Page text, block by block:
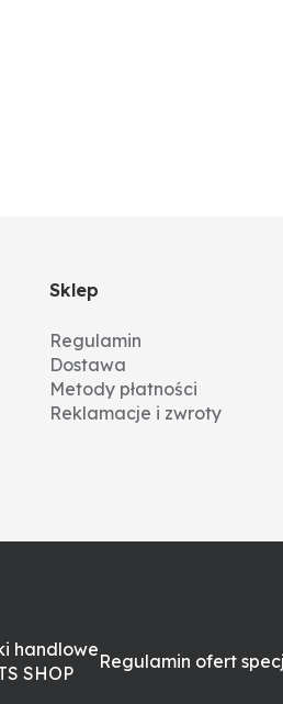
Sklep
Regulamin
Dostawa
Metody płatności
Reklamacje i zwroty
handlowe
SHOP
Regulamin ofert